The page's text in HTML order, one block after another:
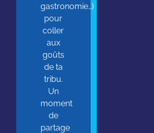
gastronomie…)
pour
coller
aux
goûts
de ta
tribu.
Un
moment
de
partage